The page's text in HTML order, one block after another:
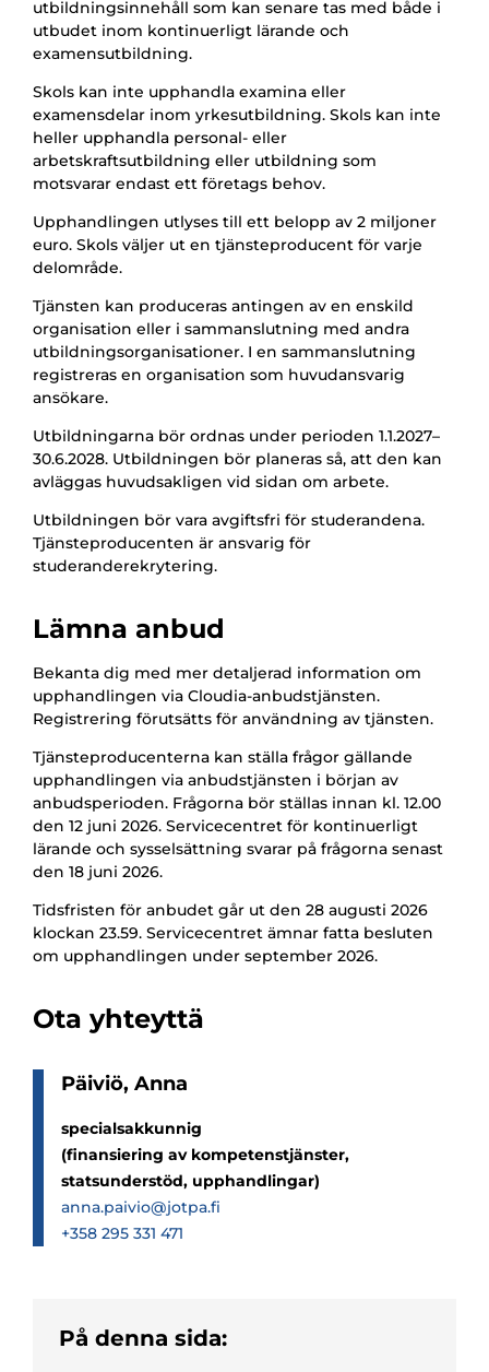
utbildningsinnehåll som kan senare tas med både i
utbudet inom kontinuerligt lärande och
examensutbildning.
Skols kan inte upphandla examina eller
examensdelar inom yrkesutbildning. Skols kan inte
heller upphandla personal- eller
arbetskraftsutbildning eller utbildning som
motsvarar endast ett företags behov.
Upphandlingen utlyses till ett belopp av 2 miljoner
euro. Skols väljer ut en tjänsteproducent för varje
delområde.
Tjänsten kan produceras antingen av en enskild
organisation eller i sammanslutning med andra
utbildningsorganisationer. I en sammanslutning
registreras en organisation som huvudansvarig
ansökare.
Utbildningarna bör ordnas under perioden 1.1.2027–
30.6.2028. Utbildningen bör planeras så, att den kan
avläggas huvudsakligen vid sidan om arbete.
Utbildningen bör vara avgiftsfri för studerandena.
Tjänsteproducenten är ansvarig för
studeranderekrytering.
Lämna anbud
Bekanta dig med mer detaljerad information om
upphandlingen via Cloudia-anbudstjänsten.
Registrering förutsätts för användning av tjänsten.
Tjänsteproducenterna kan ställa frågor gällande
upphandlingen via anbudstjänsten i början av
anbudsperioden. Frågorna bör ställas innan kl. 12.00
den 12 juni 2026. Servicecentret för kontinuerligt
lärande och sysselsättning svarar på frågorna senast
den 18 juni 2026.
Tidsfristen för anbudet går ut den 28 augusti 2026
klockan 23.59. Servicecentret ämnar fatta besluten
om upphandlingen under september 2026.
Ota yhteyttä
Päi­viö, Anna
specialsakkunnig
(finansiering av kompetenstjänster,
statsunderstöd, upphandlingar)
anna.paivio@jotpa.fi
+358 295 331 471
På denna sida: